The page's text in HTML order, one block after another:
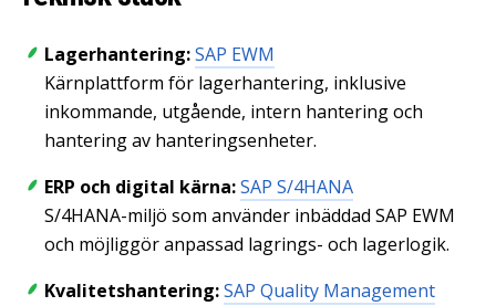
Lagerhantering:SAP EWM
Kärnplattform för lagerhantering, inklusive
inkommande, utgående, intern hantering och
hantering av hanteringsenheter.
ERP och digital kärna:SAP S/4HANA
S/4HANA-miljö som använder inbäddad SAP EWM
och möjliggör anpassad lagrings- och lagerlogik.
Kvalitetshantering:SAP Quality Management